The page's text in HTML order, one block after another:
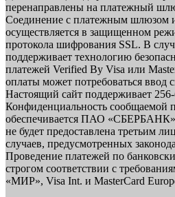
перенаправлены на платежный
Соединение с платежным шлюзом
осуществляется в защищенном
протокола шифрования SSL. В
поддерживает технологию
платежей Verified By Visa или
оплаты может потребоваться ввод
Настоящий сайт поддерживает
Конфиденциальность сообщаемой
обеспечивается ПАО
не будет предоставлена третьим
случаев, предусмотренных
Проведение платежей по
строгом соответствии с
«МИР», Visa Int. и MasterCard